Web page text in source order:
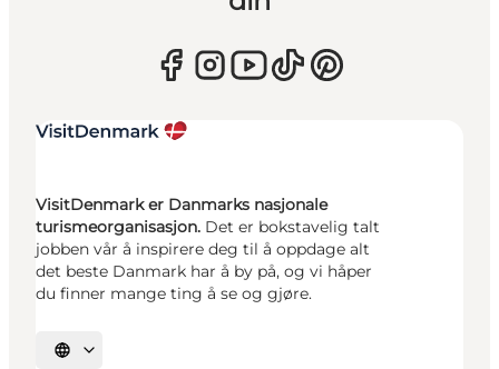
VisitDenmark er Danmarks nasjonale
turismeorganisasjon. Det er bokstavelig talt
jobben vår å inspirere deg til å oppdage alt
det beste Danmark har å by på, og vi håper
du finner mange ting å se og gjøre.
Velg språk